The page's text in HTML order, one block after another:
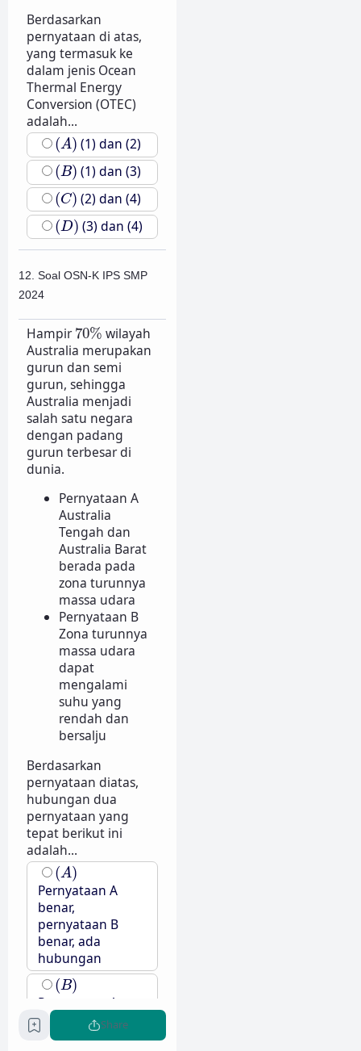
Berdasarkan
pernyataan di atas,
yang termasuk ke
dalam jenis Ocean
Thermal Energy
Conversion (OTEC)
adalah...
(A)
(A) (1) dan (2)
(B)
(B) (1) dan (3)
(C)
(C) (2) dan (4)
(D)
(D) (3) dan (4)
12. Soal OSN-K IPS SMP
2024
Hampir70%
70%wilayah
Australia merupakan
gurun dan semi
gurun, sehingga
Australia menjadi
salah satu negara
dengan padang
gurun terbesar di
dunia.
Pernyataan A
Australia
Tengah dan
Australia Barat
berada pada
zona turunnya
massa udara
Pernyataan B
Zona turunnya
massa udara
dapat
mengalami
suhu yang
rendah dan
bersalju
Berdasarkan
pernyataan diatas,
hubungan dua
pernyataan yang
tepat berikut ini
adalah...
(A)
(A)
Pernyataan A
benar,
pernyataan B
benar, ada
hubungan
(B)
(B)
Pernyataan A
benar,
pernyataan B
Share